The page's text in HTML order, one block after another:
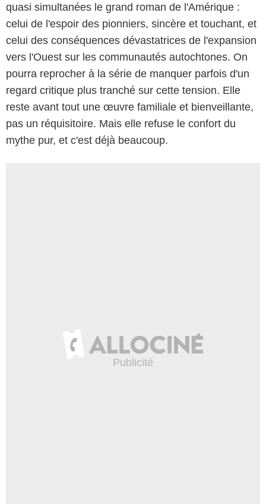
quasi simultanées le grand roman de l'Amérique :
celui de l'espoir des pionniers, sincère et touchant, et
celui des conséquences dévastatrices de l'expansion
vers l'Ouest sur les communautés autochtones. On
pourra reprocher à la série de manquer parfois d'un
regard critique plus tranché sur cette tension. Elle
reste avant tout une œuvre familiale et bienveillante,
pas un réquisitoire. Mais elle refuse le confort du
mythe pur, et c'est déjà beaucoup.